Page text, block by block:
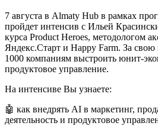
7 августа в Almaty Hub в рамках
пройдет интенсив с Ильей
курса Product Heroes, методологом
Яндекс.Старт и Happy Farm. За свою
1000 компаниям выстроить юнит-
продуктовое управление.
На интенсиве Вы узнаете:
🤖 как внедрять AI в маркетинг,
деятельность и продуктовое